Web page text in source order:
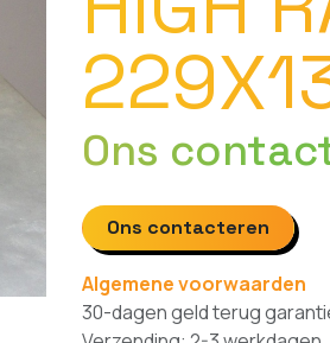
Ons
Ons contacteren
Algemene voorwaarden
30-dagen geld terug